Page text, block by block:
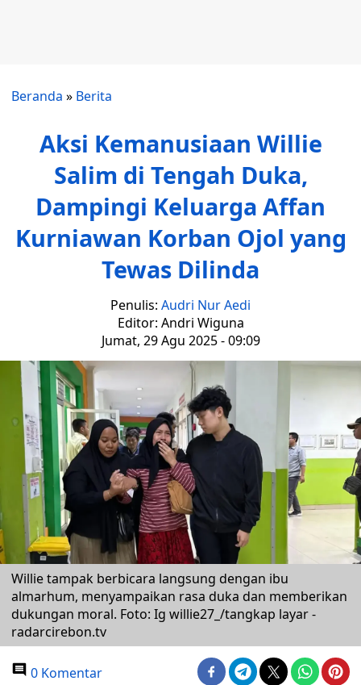
Beranda » Berita
Aksi Kemanusiaan Willie
Salim di Tengah Duka,
Dampingi Keluarga Affan
Kurniawan Korban Ojol yang
Tewas Dilinda
Penulis: Audri Nur Aedi
Editor: Andri Wiguna
Jumat, 29 Agu 2025 - 09:09
Willie tampak berbicara langsung dengan ibu
almarhum, menyampaikan rasa duka dan memberikan
dukungan moral. Foto: Ig willie27_/tangkap layar -
radarcirebon.tv
0 Komentar